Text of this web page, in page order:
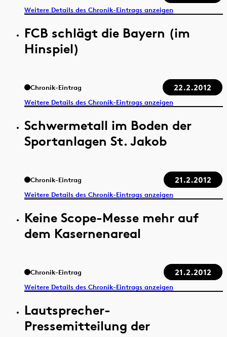
Weitere Details des Chronik-Eintrags anzeigen
FCB schlägt die Bayern (im
Hinspiel)
Chronik-Eintrag 22.2.2012
Weitere Details des Chronik-Eintrags anzeigen
Schwermetall im Boden der
Sportanlagen St. Jakob
Chronik-Eintrag 21.2.2012
Weitere Details des Chronik-Eintrags anzeigen
Keine Scope-Messe mehr auf
dem Kasernenareal
Chronik-Eintrag 21.2.2012
Weitere Details des Chronik-Eintrags anzeigen
Lautsprecher-
Pressemitteilung der